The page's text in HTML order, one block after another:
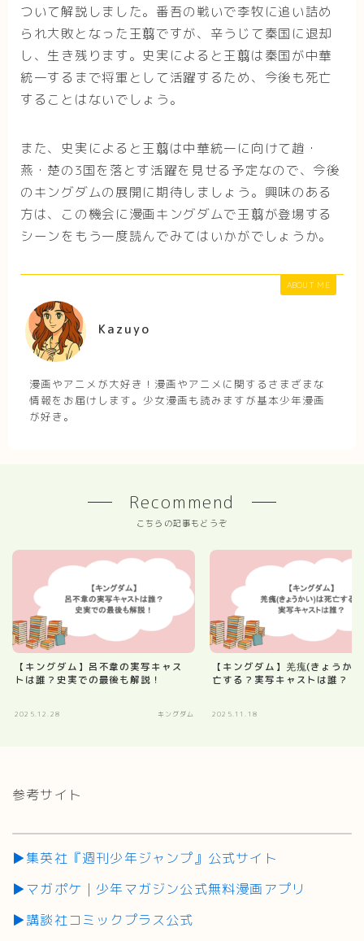
ついて解説しました。番吾の戦いで李牧に追い詰め
られ大敗となった王翦ですが、辛うじて秦国に退却
し、生き残ります。史実によると王翦は秦国が中華
統一するまで将軍として活躍するため、今後も死亡
することはないでしょう。
また、史実によると王翦は中華統一に向けて趙・
燕・楚の3国を落とす活躍を見せる予定なので、今後
のキングダムの展開に期待しましょう。興味のある
方は、この機会に漫画キングダムで王翦が登場する
シーンをもう一度読んでみてはいかがでしょうか。
ABOUT ME
Kazuyo
漫画やアニメが大好き！漫画やアニメに関するさまざまな
情報をお届けします。少女漫画も読みますが基本少年漫画
が好き。
Recommend
こちらの記事もどうぞ
【キングダム】呂不韋の実写キャス
トは誰？史実での最後も解説！
2025.12.28 キングダム
【キングダム】羌瘣(きょうか
亡する？実写キャストは誰？
2025.11.18
参考サイト
▶集英社『週刊少年ジャンプ』公式サイト
▶マガポケ｜少年マガジン公式無料漫画アプリ
▶講談社コミックプラス公式